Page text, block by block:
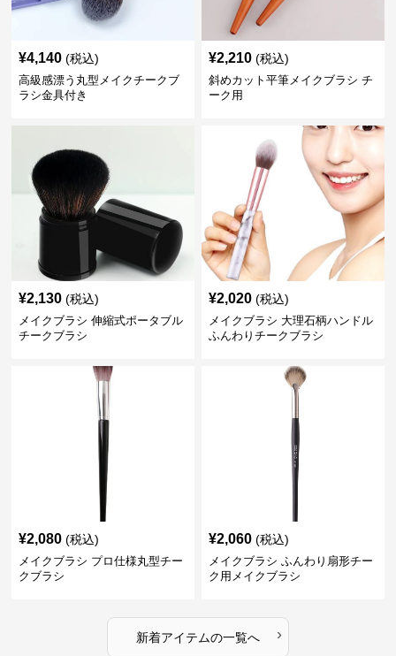
¥4,140 (税込)
高級感漂う丸型メイクチークブ
ラシ金具付き
¥2,210 (税込)
斜めカット平筆メイクブラシ チ
ーク用
¥2,130 (税込)
メイクブラシ 伸縮式ポータブル
チークブラシ
¥2,020 (税込)
メイクブラシ 大理石柄ハンドル
ふんわりチークブラシ
¥2,080 (税込)
メイクブラシ プロ仕様丸型チー
クブラシ
¥2,060 (税込)
メイクブラシ ふんわり扇形チー
ク用メイクブラシ
新着アイテムの一覧へ ›